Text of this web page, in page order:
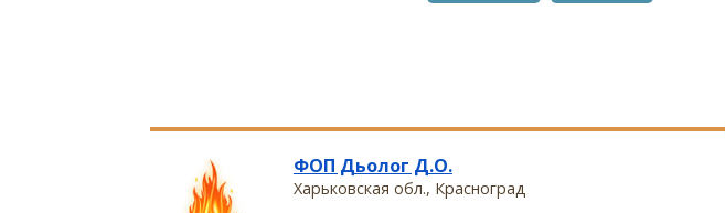
ФОП Дьолог Д.О.
Харьковская обл., Красноград